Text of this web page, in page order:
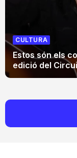
CULTURA
Estos són els
edició del